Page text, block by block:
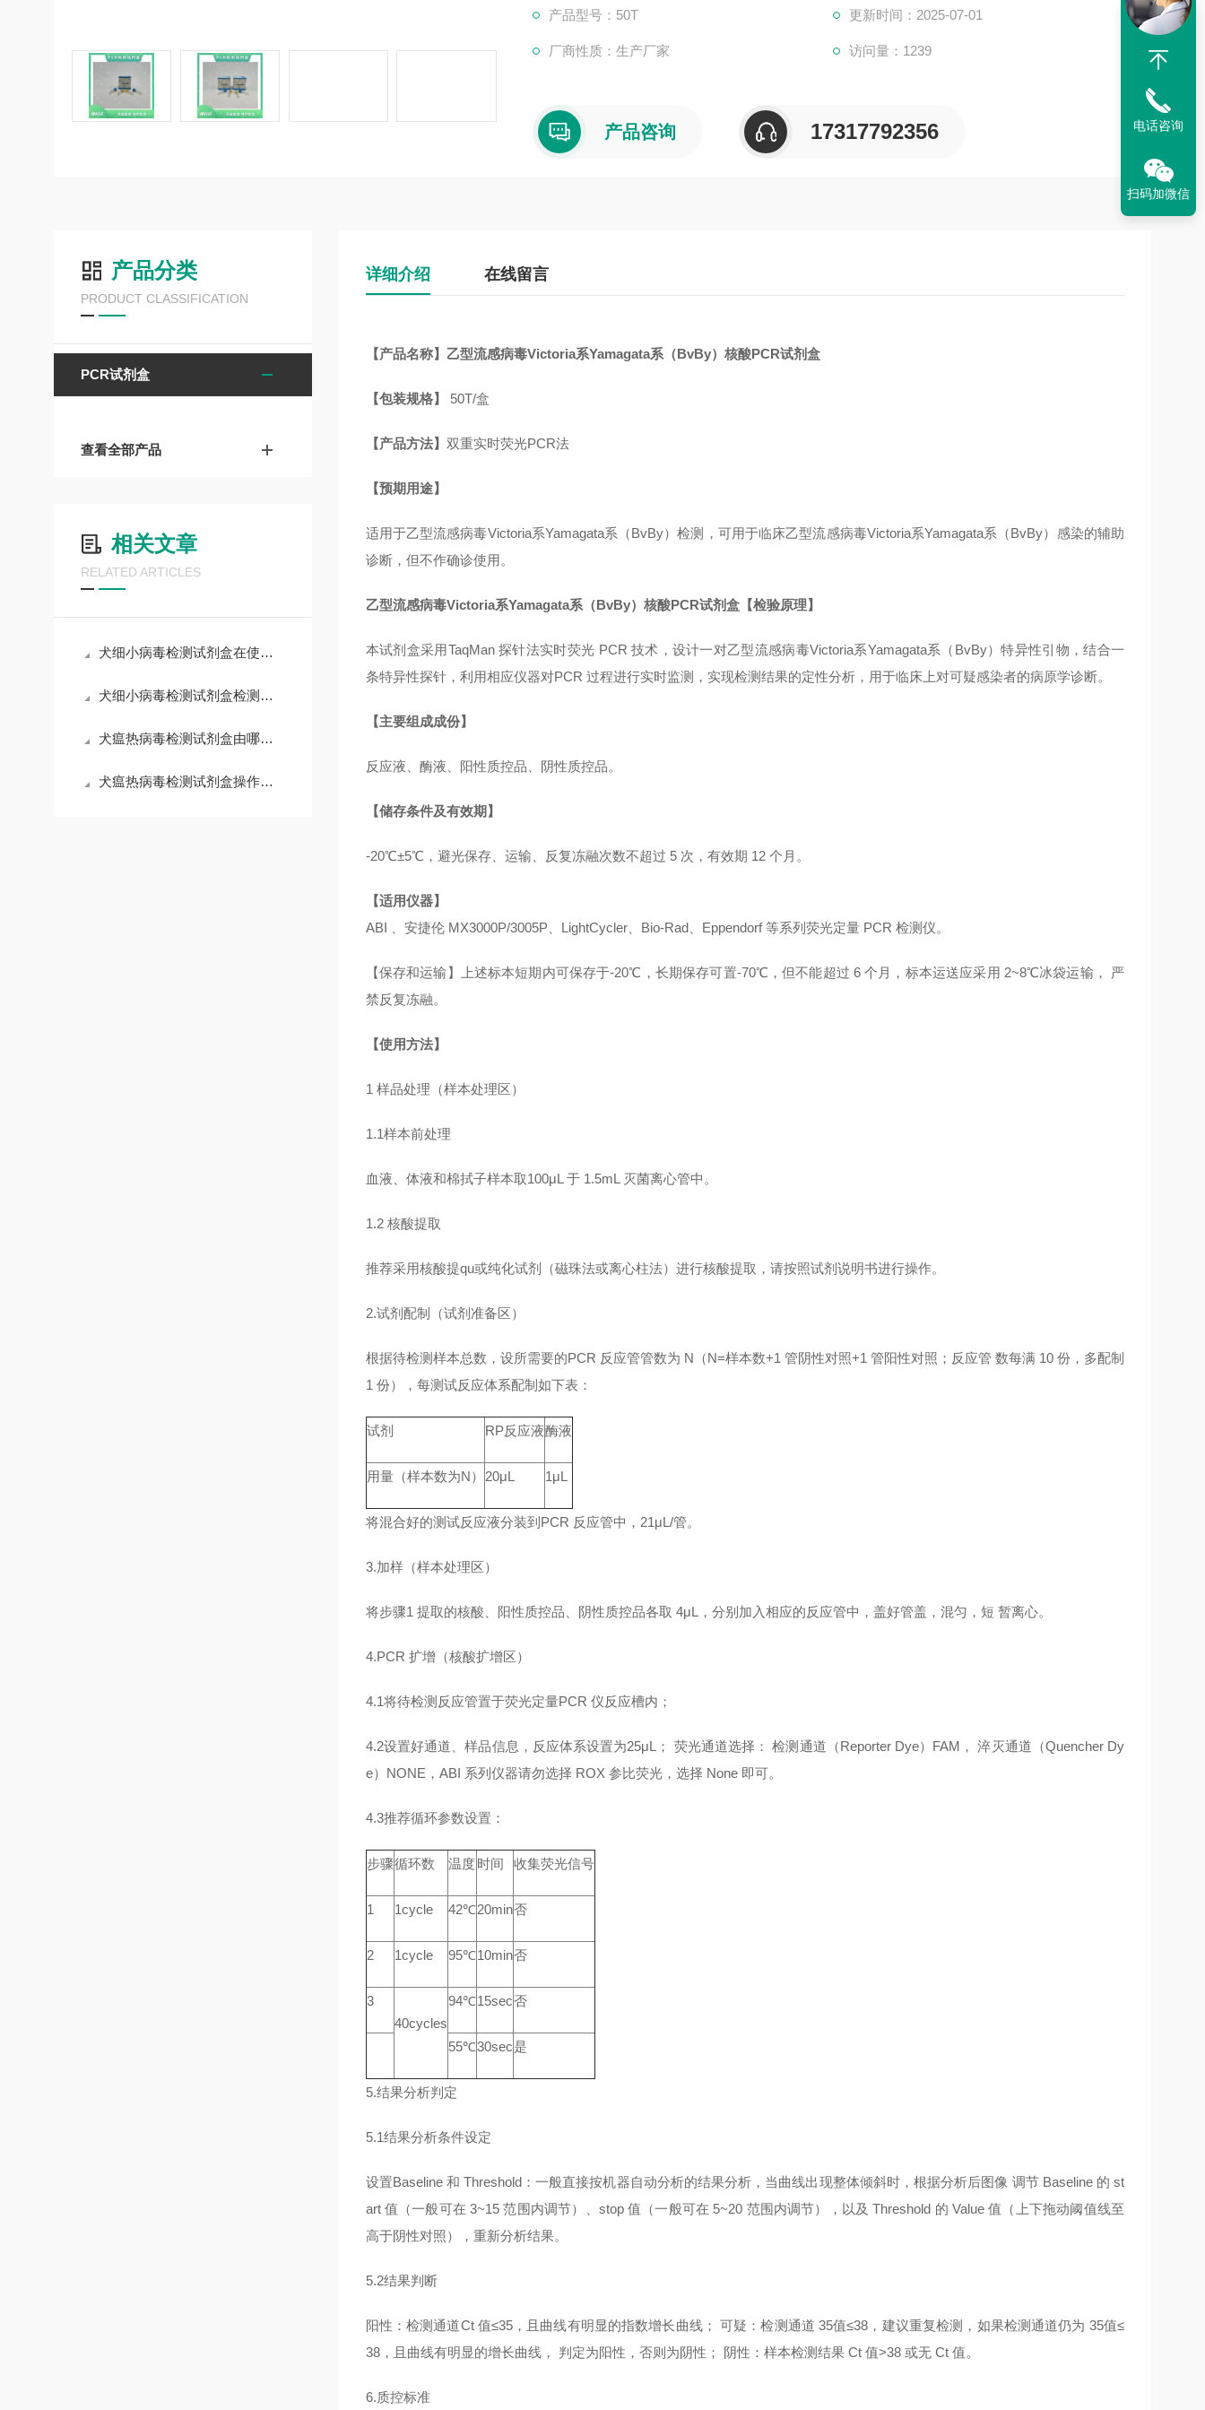
产品型号：50T 更新时间：2025-07-01
厂商性质：生产厂家 访问量：1239
产品咨询 17317792356
产品分类
PRODUCT CLASSIFICATION
PCR试剂盒
查看全部产品
相关文章
RELATED ARTICLES
犬细小病毒检测试剂盒在使用中可能会遇到一些常见问题
犬细小病毒检测试剂盒检测结果的判读
犬瘟热病毒检测试剂盒由哪些部分组成？
犬瘟热病毒检测试剂盒操作注意事项
详细介绍 在线留言
【产品名称】 乙型流感病毒Victoria系Yamagata系（BvBy）核酸PCR试剂盒
【包装规格】 50T/盒
【产品方法】 双重实时荧光PCR法
【预期用途】
适用于乙型流感病毒Victoria系Yamagata系（BvBy）检测，可用于临床乙型流感病毒Victoria系Yamagata系（BvBy）感染的辅助
诊断，但不作确诊使用。
乙型流感病毒Victoria系Yamagata系（BvBy）核酸PCR试剂盒【检验原理】
本试剂盒采用TaqMan 探针法实时荧光 PCR 技术，设计一对乙型流感病毒Victoria系Yamagata系（BvBy）特异性引物，结合一
条特异性探针，利用相应仪器对PCR 过程进行实时监测，实现检测结果的定性分析，用于临床上对可疑感染者的病原学诊断。
【主要组成成份】
反应液、酶液、阳性质控品、阴性质控品。
【储存条件及有效期】
-20℃±5℃，避光保存、运输、反复冻融次数不超过 5 次，有效期 12 个月。
【适用仪器】
ABI 、安捷伦 MX3000P/3005P、LightCycler、Bio-Rad、Eppendorf 等系列荧光定量 PCR 检测仪。
【保存和运输】上述标本短期内可保存于-20℃，长期保存可置-70℃，但不能超过 6 个月，标本运送应采用 2~8℃冰袋运输， 严
禁反复冻融。
【使用方法】
1 样品处理（样本处理区）
1.1样本前处理
血液、体液和棉拭子样本取100μL 于 1.5mL 灭菌离心管中。
1.2 核酸提取
推荐采用核酸提qu或纯化试剂（磁珠法或离心柱法）进行核酸提取，请按照试剂说明书进行操作。
2.试剂配制（试剂准备区）
根据待检测样本总数，设所需要的PCR 反应管管数为 N（N=样本数+1 管阴性对照+1 管阳性对照；反应管 数每满 10 份，多配制
1 份），每测试反应体系配制如下表：
试剂 RP反应液酶液
用量（样本数为N） 20μL 1μL
将混合好的测试反应液分装到PCR 反应管中，21μL/管。
3.加样（样本处理区）
将步骤1 提取的核酸、阳性质控品、阴性质控品各取 4μL，分别加入相应的反应管中，盖好管盖，混匀，短 暂离心。
4.PCR 扩增（核酸扩增区）
4.1将待检测反应管置于荧光定量PCR 仪反应槽内；
4.2设置好通道、样品信息，反应体系设置为25μL； 荧光通道选择： 检测通道（Reporter Dye）FAM， 淬灭通道（Quencher Dy
e）NONE，ABI 系列仪器请勿选择 ROX 参比荧光，选择 None 即可。
4.3推荐循环参数设置：
步骤循环数 温度时间 收集荧光信号
1 1cycle 42℃20min否
2 1cycle 95℃10min否
3
40cycles
94℃15sec否
55℃30sec是
5.结果分析判定
5.1结果分析条件设定
设置Baseline 和 Threshold：一般直接按机器自动分析的结果分析，当曲线出现整体倾斜时，根据分析后图像 调节 Baseline 的 st
art 值（一般可在 3~15 范围内调节）、stop 值（一般可在 5~20 范围内调节），以及 Threshold 的 Value 值（上下拖动阈值线至
高于阴性对照），重新分析结果。
5.2结果判断
阳性：检测通道Ct 值≤35，且曲线有明显的指数增长曲线； 可疑：检测通道 35值≤38，建议重复检测，如果检测通道仍为 35值≤
38，且曲线有明显的增长曲线， 判定为阳性，否则为阴性； 阴性：样本检测结果 Ct 值>38 或无 Ct 值。
6.质控标准
电话咨询
扫码加微信